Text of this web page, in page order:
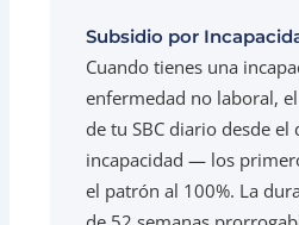
Subsidio por
Cuando tienes una
enfermedad no laboral, el
de tu SBC diario desde el
incapacidad — los
el patrón al 100%. La